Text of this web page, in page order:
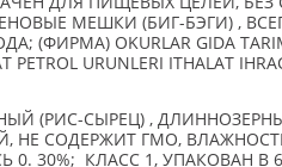
МЕШКИ (БИГ-БЭГИ) ,
(ФИРМА) OKURLAR GIDA TARIM
PETROL URUNLERI ITHALAT
(РИС-СЫРЕЦ) ,
НЕ СОДЕРЖИТ ГМО,
0. 30%; КЛАСС 1, УПАКОВАН